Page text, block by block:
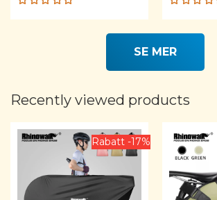
Rated Rated
5.00out
SE MER
Recently viewed products
Rabatt -17%